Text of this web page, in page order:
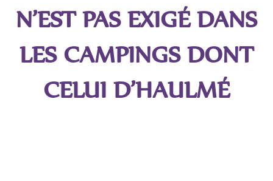
N’EST PAS EXIGÉ DANS
LES CAMPINGS DONT
CELUI D’HAULMÉ